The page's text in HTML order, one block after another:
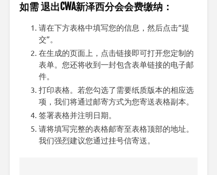
如需退出CWA新泽西分会会费缴纳：
请在下方表格中填写您的信息，然后点击“提
交”。
在生成的页面上，点击链接即可打开您定制的
表单。您还将收到一封包含表单链接的电子邮
件。
打印表格。若您勾选了需要纸质版本的相应选
项，我们将通过邮寄方式为您寄送表格副本。
签署表格并注明日期。
请将填写完整的表格邮寄至表格顶部的地址。
我们强烈建议您通过挂号信寄送。